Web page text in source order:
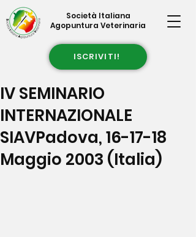
Società Italiana
Agopuntura Veterinaria
ISCRIVITI!
IV SEMINARIO
INTERNAZIONALE
SIAVPadova, 16-17-18
Maggio 2003 (Italia)